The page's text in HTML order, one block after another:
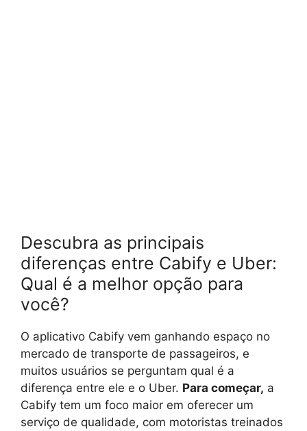
Descubra as principais
diferenças entre Cabify e Uber:
Qual é a melhor opção para
você?
O aplicativo Cabify vem ganhando espaço no
mercado de transporte de passageiros, e
muitos usuários se perguntam qual é a
diferença entre ele e o Uber. Para começar, a
Cabify tem um foco maior em oferecer um
serviço de qualidade, com motoristas treinados